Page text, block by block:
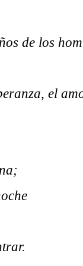
de los
el